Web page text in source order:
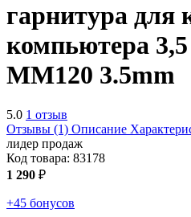
гарнитура для
компьютера
MM120 3.5mm
5.0 1 отзыв
Отзывы (1) Описание
лидер продаж
Код товара: 83178
1 290 ₽
+45 бонусов